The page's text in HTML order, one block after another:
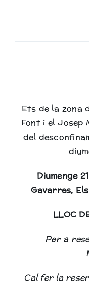
Ets de la zona
Font i el
del
Diumenge
Gavarres,
LLOC
Per a
Cal fer la